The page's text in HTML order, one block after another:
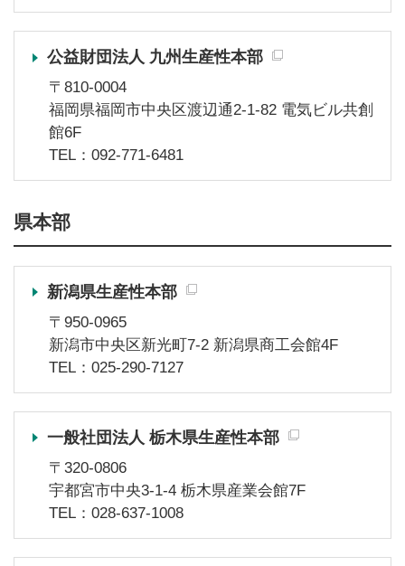
公益財団法人 九州生産性本部
〒810-0004
福岡県福岡市中央区渡辺通2-1-82 電気ビル共創
館6F
TEL：092-771-6481
県本部
新潟県生産性本部
〒950-0965
新潟市中央区新光町7-2 新潟県商工会館4F
TEL：025-290-7127
一般社団法人 栃木県生産性本部
〒320-0806
宇都宮市中央3-1-4 栃木県産業会館7F
TEL：028-637-1008